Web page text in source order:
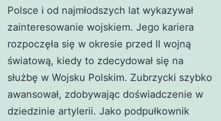
Polsce i od najmłodszych lat wykazywał
zainteresowanie wojskiem. Jego kariera
rozpoczęła się w okresie przed II wojną
światową, kiedy to zdecydował się na
służbę w Wojsku Polskim. Zubrzycki szybko
awansował, zdobywając doświadczenie w
dziedzinie artylerii. Jako podpułkownik